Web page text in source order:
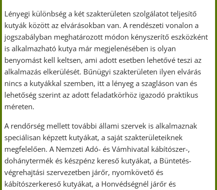
Lényegi különbség a két szakterületen szolgálatot teljesítő
kutyák között az elvárásokban van. A rendészeti vonalon a
jogszabályban meghatározott módon kényszerítő eszközként
is alkalmazható kutya már megjelenésében is olyan
benyomást kell keltsen, ami adott esetben lehetővé teszi az
alkalmazás elkerülését. Bűnügyi szakterületen ilyen elvárás
nincs a kutyákkal szemben, itt a lényeg a szagláson van és
lehetőség szerint az adott feladatkörhöz igazodó praktikus
méreten.
A rendőrség mellett további állami szervek is alkalmaznak
speciálisan képzett kutyákat, a saját szakterületeiknek
megfelelően. A Nemzeti Adó- és Vámhivatal kábítószer-,
dohánytermék és készpénz kereső kutyákat, a Büntetés-
végrehajtási szervezetben járőr, nyomkövető és
kábítószerkereső kutyákat, a Honvédségnél járőr és